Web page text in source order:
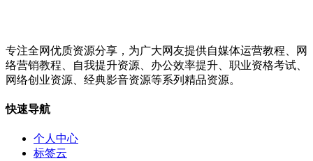
专注全网优质资源分享，为广大网友提供自媒体运营教程、网
络营销教程、自我提升资源、办公效率提升、职业资格考试、
网络创业资源、经典影音资源等系列精品资源。
快速导航
个人中心
标签云